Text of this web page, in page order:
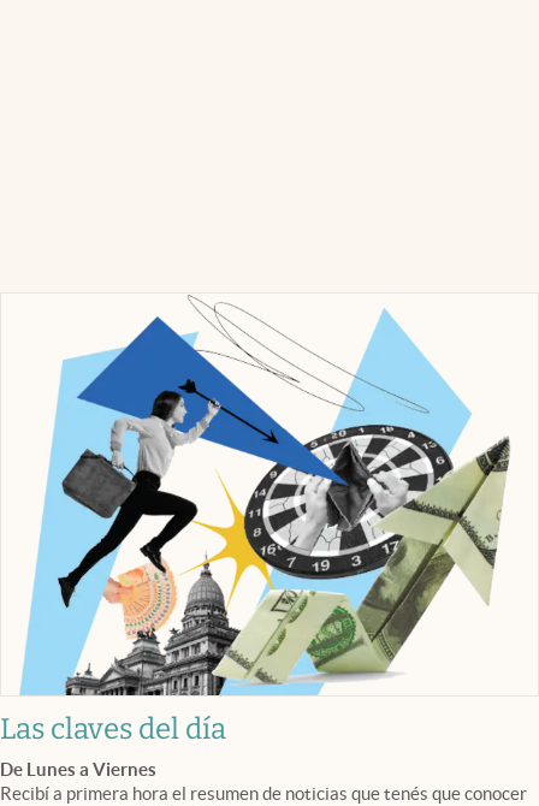
Las claves del día
De Lunes a Viernes
Recibí a primera hora el resumen de noticias que tenés que conocer